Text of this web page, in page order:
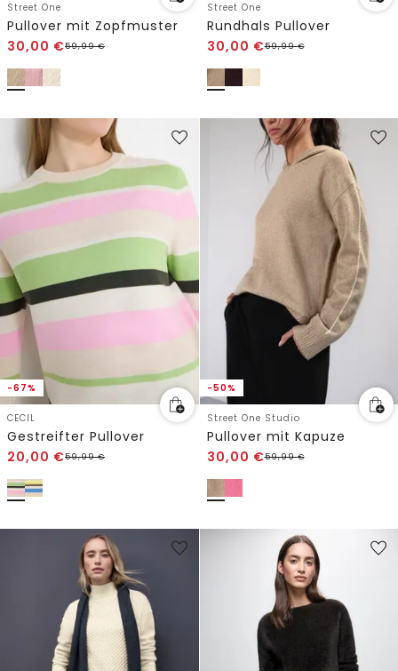
Street One
Pullover mit Zopfmuster
30,00 €59,99€
Street One
Rundhals Pullover
30,00 €59,99€
-67%
CECIL
Gestreifter Pullover
20,00 €59,99€
-50%
Street One Studio
Pullover mit Kapuze
30,00 €59,99€